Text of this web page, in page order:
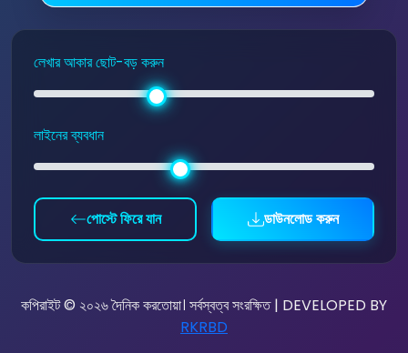
লেখার আকার ছোট-বড় করুন
লাইনের ব্যবধান
পোস্টে ফিরে যান ডাউনলোড করুন
কপিরাইট © ২০২৬ দৈনিক করতোয়া। সর্বস্বত্ব সংরক্ষিত | DEVELOPED BY
RKRBD